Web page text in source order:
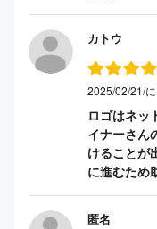
カトウ
2025/02/21/
ロゴはネッ
イナーさん
けることが
に進むため
匿名